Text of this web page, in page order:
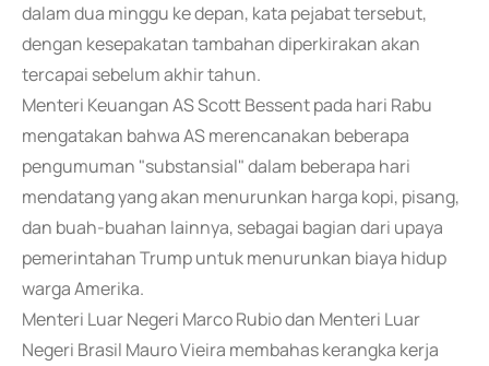
dalam dua minggu ke depan, kata pejabat tersebut,
dengan kesepakatan tambahan diperkirakan akan
tercapai sebelum akhir tahun.
Menteri Keuangan AS Scott Bessent pada hari Rabu
mengatakan bahwa AS merencanakan beberapa
pengumuman "substansial" dalam beberapa hari
mendatang yang akan menurunkan harga kopi, pisang,
dan buah-buahan lainnya, sebagai bagian dari upaya
pemerintahan Trump untuk menurunkan biaya hidup
warga Amerika.
Menteri Luar Negeri Marco Rubio dan Menteri Luar
Negeri Brasil Mauro Vieira membahas kerangka kerja